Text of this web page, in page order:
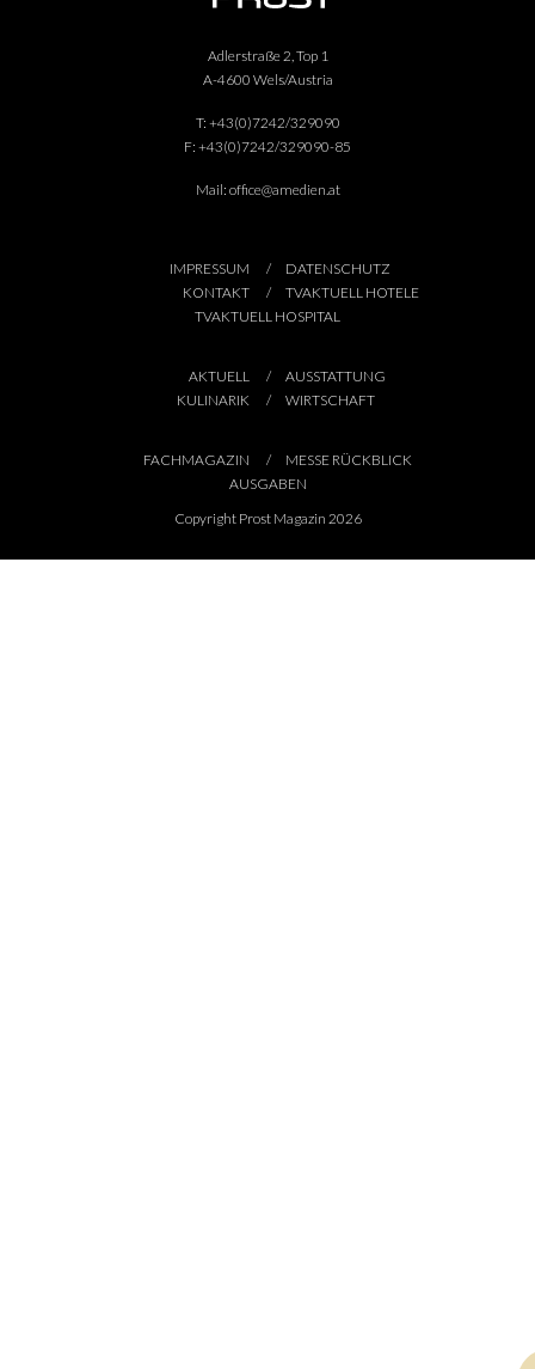
Adlerstraße 2, Top 1
A-4600 Wels/Austria
T: +43(0)7242/329090
F: +43(0)7242/329090-85
Mail: office@amedien.at
IMPRESSUM
DATENSCHUTZ
KONTAKT
TVAKTUELL HOTELE
TVAKTUELL HOSPITAL
AKTUELL
AUSSTATTUNG
KULINARIK
WIRTSCHAFT
FACHMAGAZIN
MESSE RÜCKBLICK
AUSGABEN
Copyright Prost Magazin 2026